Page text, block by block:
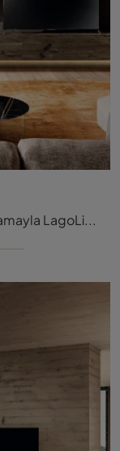
Dolapları ve gün mobilyaları Göl: Tıklamayla LagoLinea 2676 modelini keşfedin ve her türlü modern odayı tamamlay